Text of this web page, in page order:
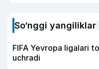
So‘nggi yangiliklar
FIFA Yevropa ligalari
uchradi